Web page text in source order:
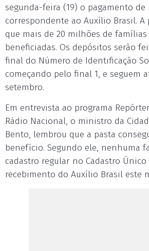
segunda-feira (19) o pagamento de
correspondente ao Auxílio Brasil. A
que mais de 20 milhões de famílias
beneficiadas. Os depósitos serão
final do Número de Identificação
começando pelo final 1, e seguem
setembro.
Em entrevista ao programa
Rádio Nacional, o ministro da
Bento, lembrou que a pasta
benefício. Segundo ele, nenhuma
cadastro regular no Cadastro
recebimento do Auxílio Brasil este